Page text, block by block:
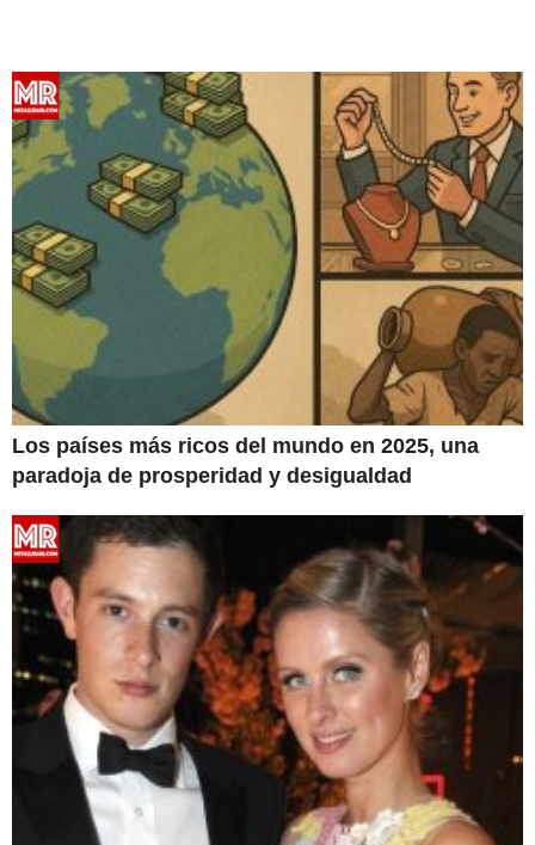
Los países más ricos del mundo en 2025, una
paradoja de prosperidad y desigualdad